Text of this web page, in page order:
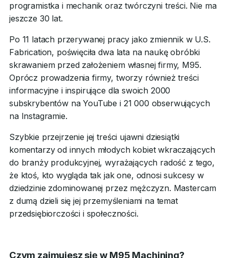
programistka i mechanik oraz twórczyni treści. Nie ma
jeszcze 30 lat.
Po 11 latach przerywanej pracy jako zmiennik w U.S.
Fabrication, poświęciła dwa lata na naukę obróbki
skrawaniem przed założeniem własnej firmy, M95.
Oprócz prowadzenia firmy, tworzy również treści
informacyjne i inspirujące dla swoich 2000
subskrybentów na YouTube i 21 000 obserwujących
na Instagramie.
Szybkie przejrzenie jej treści ujawni dziesiątki
komentarzy od innych młodych kobiet wkraczających
do branży produkcyjnej, wyrażających radość z tego,
że ktoś, kto wygląda tak jak one, odnosi sukcesy w
dziedzinie zdominowanej przez mężczyzn. Mastercam
z dumą dzieli się jej przemyśleniami na temat
przedsiębiorczości i społeczności.
Czym zajmujesz się w M95 Machining?